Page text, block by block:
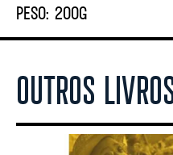
PESO: 200G
OUTROS